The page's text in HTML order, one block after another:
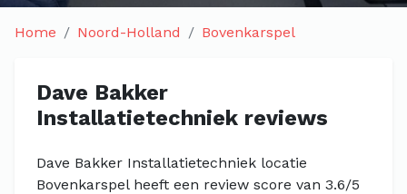
Home Noord-Holland Bovenkarspel
Dave Bakker
Installatietechniek reviews
Dave Bakker Installatietechniek locatie
Bovenkarspel heeft een review score van 3.6/5